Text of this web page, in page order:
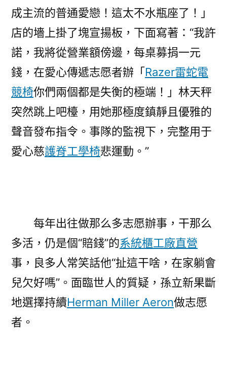
成主流的普通愛戀！這太不水瓶座了！」
店的墻上掛了塊宣揚板，下面寫著：“我許
諾，我將從營業額傍邊，每桌募捐一元
錢，在愛心傳遞志愿者辦「Razer雷蛇電
競椅你們兩個都是失衡的極端！」林天秤
突然跳上吧檯，用她那極度鎮靜且優雅的
聲音發布指令。事隊的監視下，完整用于
愛心慈護脊工學椅悲運動。”
每年出往做那么多志愿辦事，干那么
多活，仍是個“賠錢”的系統櫃工廠直營
事，良多人常笑話他“扯這干啥，在家躺會
兒欠好嗎”。面臨世人的質疑，孫立新果斷
地選擇持續Herman Miller Aeron做志愿
者。